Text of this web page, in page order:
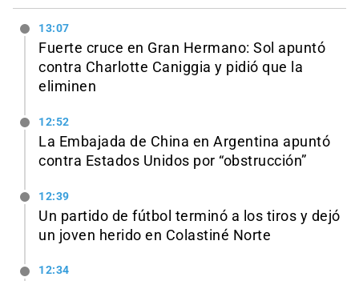
13:07
Fuerte cruce en Gran Hermano: Sol apuntó
contra Charlotte Caniggia y pidió que la
eliminen
12:52
La Embajada de China en Argentina apuntó
contra Estados Unidos por “obstrucción”
12:39
Un partido de fútbol terminó a los tiros y dejó
un joven herido en Colastiné Norte
12:34